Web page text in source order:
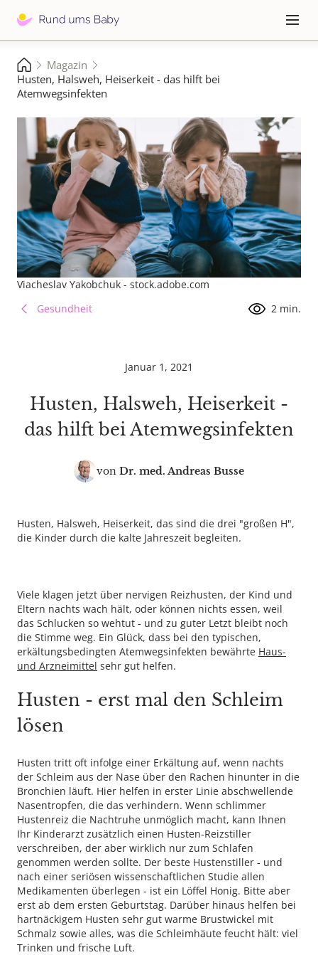
zum
≡
Pfadnavigation
StartseiteMagazin
Husten, Halsweh, Heiserkeit - das hilft bei
Atemwegsinfekten
Viacheslav Yakobchuk - stock.adobe.com
Gesundheit
2 min.
Januar 1, 2021
Husten, Halsweh, Heiserkeit -
das hilft bei Atemwegsinfekten
von Dr. med. Andreas Busse
Husten, Halsweh, Heiserkeit, das sind die drei "großen H",
die Kinder durch die kalte Jahreszeit begleiten.
Viele klagen jetzt über nervigen Reizhusten, der Kind und
Eltern nachts wach hält, oder können nichts essen, weil
das Schlucken so wehtut - und zu guter Letzt bleibt noch
die Stimme weg. Ein Glück, dass bei den typischen,
erkältungsbedingten Atemwegsinfekten bewährte Haus-
und Arzneimittel sehr gut helfen.
Husten - erst mal den Schleim
lösen
Husten tritt oft infolge einer Erkältung auf, wenn nachts
der Schleim aus der Nase über den Rachen hinunter in die
Bronchien läuft. Hier helfen in erster Linie abschwellende
Nasentropfen, die das verhindern. Wenn schlimmer
Hustenreiz die Nachtruhe unmöglich macht, kann Ihnen
Ihr Kinderarzt zusätzlich einen Husten-Reizstiller
verschreiben, der aber wirklich nur zum Schlafen
genommen werden sollte. Der beste Hustenstiller - und
nach einer seriösen wissenschaftlichen Studie allen
Medikamenten überlegen - ist ein Löffel Honig. Bitte aber
erst ab dem ersten Geburtstag. Darüber hinaus helfen bei
hartnäckigem Husten sehr gut warme Brustwickel mit
Schmalz sowie alles, was die Schleimhäute feucht hält: viel
Trinken und frische Luft.